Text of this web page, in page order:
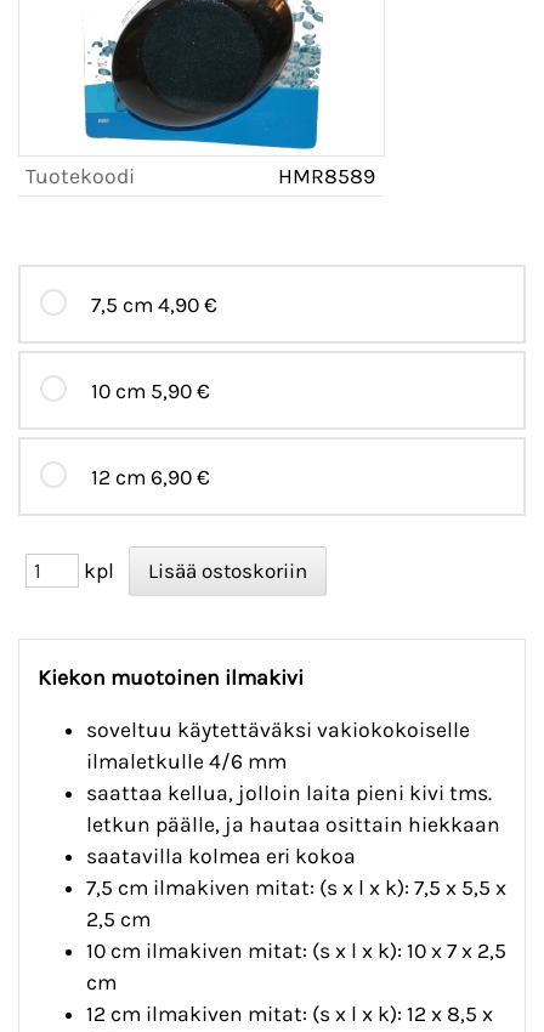
Tuotekoodi HMR8589
7,5 cm 4,90 €
10 cm 5,90 €
12 cm 6,90 €
kpl
Kiekon muotoinen ilmakivi
soveltuu käytettäväksi vakiokokoiselle
ilmaletkulle 4/6 mm
saattaa kellua, jolloin laita pieni kivi tms.
letkun päälle, ja hautaa osittain hiekkaan
saatavilla kolmea eri kokoa
7,5 cm ilmakiven mitat: (s x l x k): 7,5 x 5,5 x
2,5 cm
10 cm ilmakiven mitat: (s x l x k): 10 x 7 x 2,5
cm
12 cm ilmakiven mitat: (s x l x k): 12 x 8,5 x